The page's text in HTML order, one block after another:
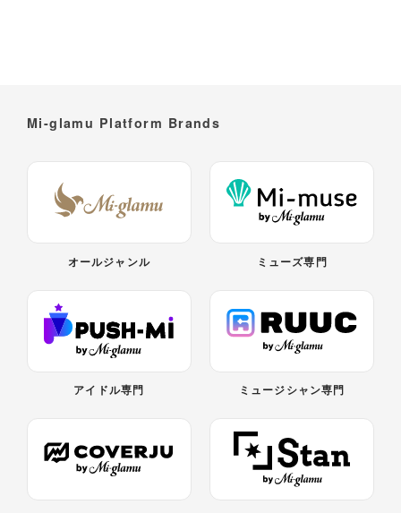
Mi-glamu Platform Brands
オールジャンル ミューズ専門
アイドル専門 ミュージシャン専門